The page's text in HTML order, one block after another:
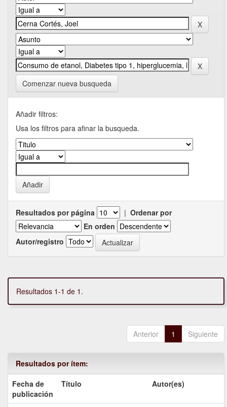
Comenzar nueva busqueda
Añadir filtros:
Usa los filtros para afinar la busqueda.
Resultados por página | Ordenar por
En orden
Autor/registro
Resultados 1-1 de 1.
Anterior 1 Siguiente
Resultados por ítem:
Fecha de
publicación
Título Autor(es)